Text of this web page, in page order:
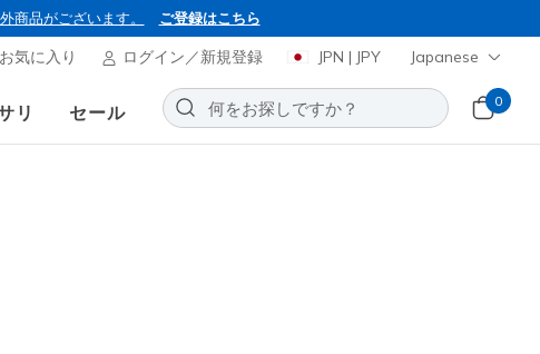
商品がございます。 ご登録はこちら
お気に入り ログイン／新規登録 JPN | JPY Japanese
リ セール
0